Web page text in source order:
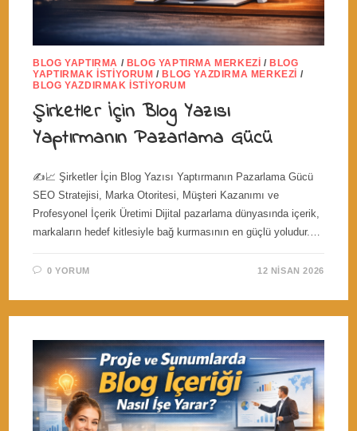
BLOG YAPTIRMA / BLOG YAPTIRMA MERKEZI /BLOG
YAPTIRMAK İSTIYORUM /BLOG YAZDIRMA MERKEZI /
BLOG YAZDIRMAK İSTIYORUM
Şirketler İçin Blog Yazısı
Yaptırmanın Pazarlama Gücü
✍️📈 Şirketler İçin Blog Yazısı Yaptırmanın Pazarlama Gücü
SEO Stratejisi, Marka Otoritesi, Müşteri Kazanımı ve
Profesyonel İçerik Üretimi Dijital pazarlama dünyasında içerik,
markaların hedef kitlesiyle bağ kurmasının en güçlü yoludur.…
0 YORUM 12 NISAN 2026